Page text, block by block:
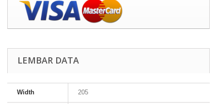
LEMBAR DATA
Width 205